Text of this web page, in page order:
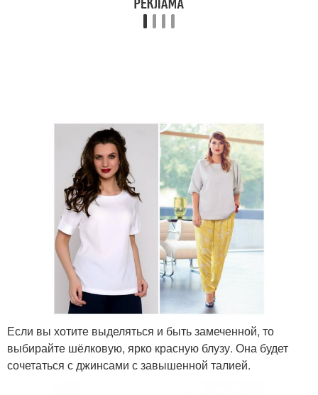
Если вы хотите выделяться и быть замеченной, то
выбирайте шёлковую, ярко красную блузу. Она будет
сочетаться с джинсами с завышенной талией.